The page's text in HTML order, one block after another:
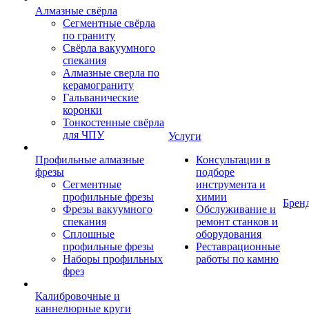
Алмазные свёрла
Сегментные свёрла
по граниту
Свёрла вакуумного
спекания
Алмазные сверла по
керамограниту
Гальванические
коронки
Тонкостенные свёрла
для ЧПУ
Профильные алмазные
фрезы
Сегментные
профильные фрезы
Фрезы вакуумного
спекания
Сплошные
профильные фрезы
Наборы профильных
фрез
Калибровочные и
каннелюрные круги
Услуги
Консультации в
подборе
инструмента и
химии
Обслуживание и
ремонт станков и
оборудования
Реставрационные
работы по камню